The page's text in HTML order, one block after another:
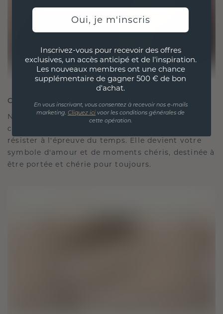
CRÉÉ POUR LA CONNEXION
Notre philosophie en matière de design est de
créer des liens, chaque pièce étant conçue pour
résister à l'épreuve du temps. Elle devient votre
symbole d'amour et de moments chéris, destinée à
être portée et chérie pour toujours.
Oui, je m'inscris
Inscrivez-vous pour recevoir des offres
exclusives, un accès anticipé et de l'inspiration.
Les nouveaux membres ont une chance
supplémentaire de gagner 500 € de bon
d'achat.
En vous inscrivant, vous consentez à recevoir nos e-mails
marketing. Cliquez ici voor les conditions générales de
cette opération.